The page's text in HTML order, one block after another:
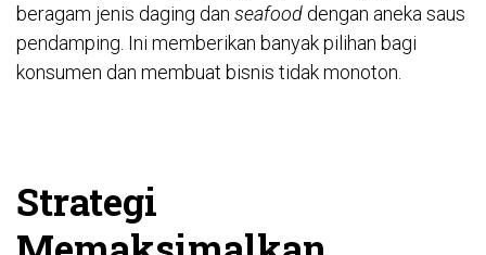
beragam jenis daging dan seafood dengan aneka saus
pendamping. Ini memberikan banyak pilihan bagi
konsumen dan membuat bisnis tidak monoton.
Strategi